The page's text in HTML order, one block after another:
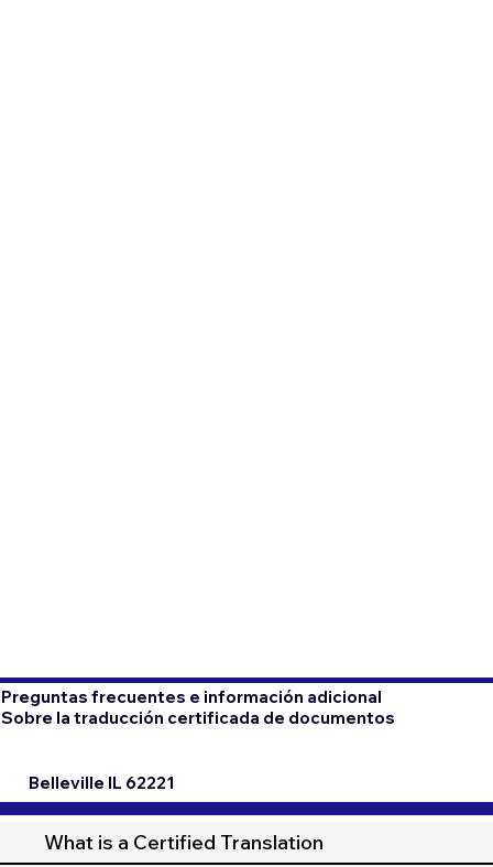
Preguntas frecuentes e información adicional
Sobre la traducción certificada de documentos
Belleville IL 62221
What is a Certified Translation